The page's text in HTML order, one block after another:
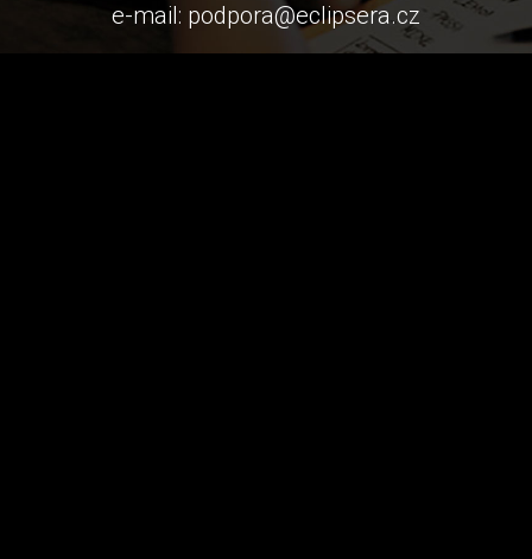
e-mail: podpora@eclipsera.cz